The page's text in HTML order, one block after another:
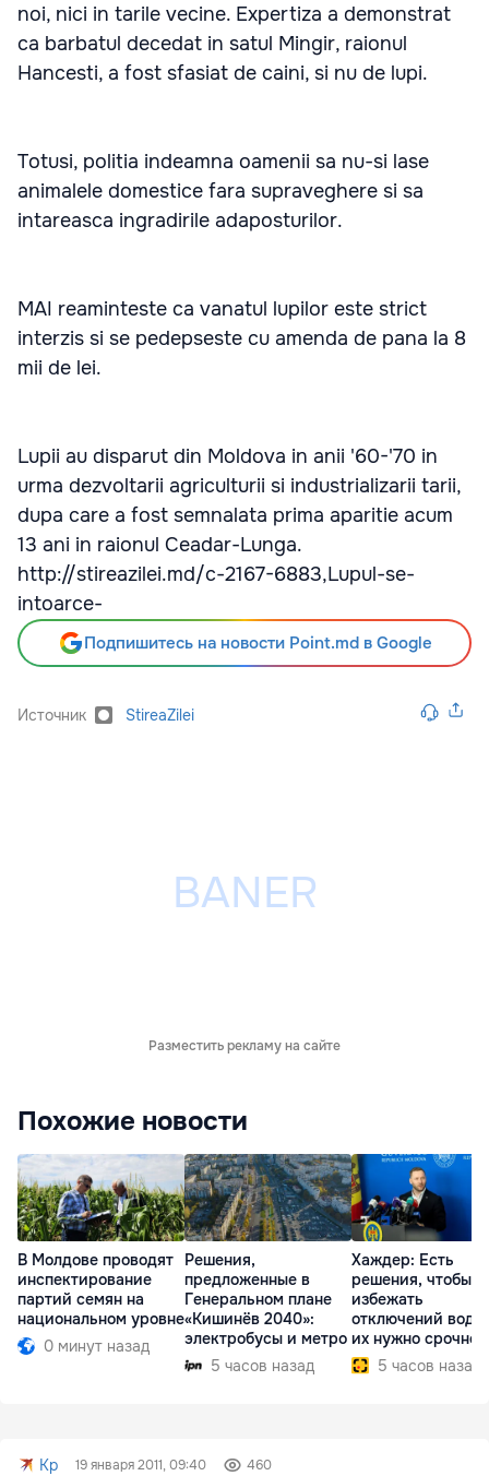
noi, nici in tarile vecine. Expertiza a demonstrat
ca barbatul decedat in satul Mingir, raionul
Hancesti, a fost sfasiat de caini, si nu de lupi.
Totusi, politia indeamna oamenii sa nu-si lase
animalele domestice fara supraveghere si sa
intareasca ingradirile adaposturilor.
MAI reaminteste ca vanatul lupilor este strict
interzis si se pedepseste cu amenda de pana la 8
mii de lei.
Lupii au disparut din Moldova in anii '60-'70 in
urma dezvoltarii agriculturii si industrializarii tarii,
dupa care a fost semnalata prima aparitie acum
13 ani in raionul Ceadar-Lunga.
http://stireazilei.md/c-2167-6883,Lupul-se-
intoarce-
Подпишитесь на новости Point.md в Google
Источник StireaZilei
Разместить рекламу на сайте
Похожие новости
В Молдове проводят
инспектирование
партий семян на
национальном уровне
0 минут назад
Решения,
предложенные в
Генеральном плане
«Кишинёв 2040»:
электробусы и метро
5 часов назад
Хаждер: Есть
решения, чтобы
избежать
отключений
их нужно срочно
внедрить
5 часов назад
Kp 19 января 2011, 09:40 460